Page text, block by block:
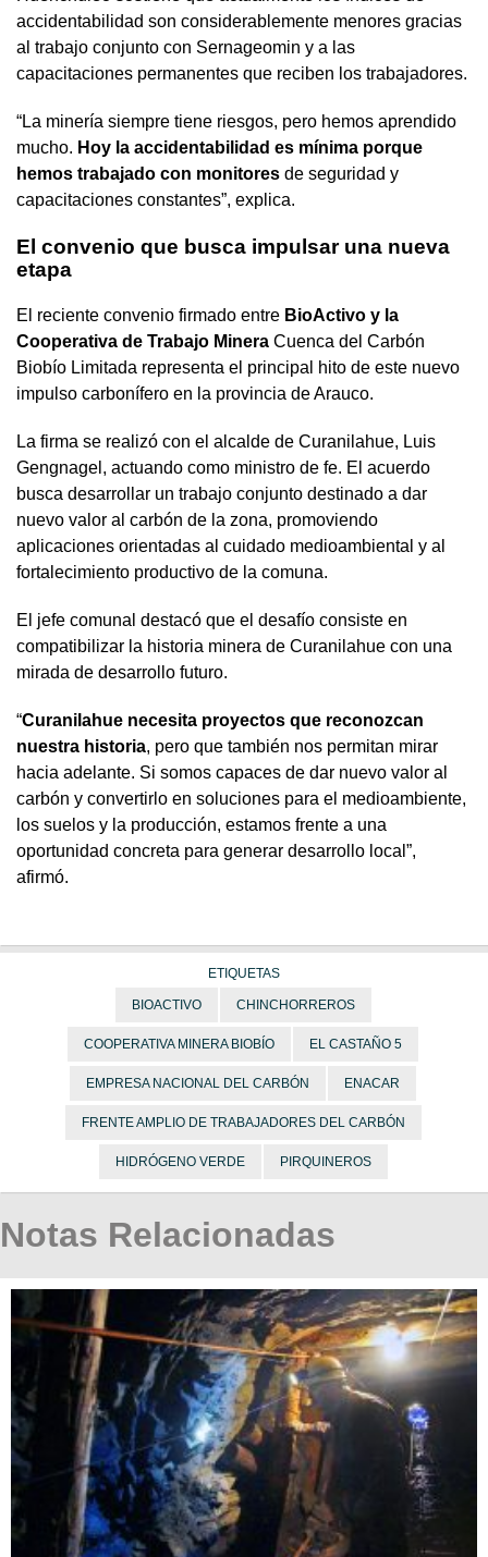
accidentabilidad son considerablemente menores gracias
al trabajo conjunto con Sernageomin y a las
capacitaciones permanentes que reciben los trabajadores.
“La minería siempre tiene riesgos, pero hemos aprendido
mucho. Hoy la accidentabilidad es mínima porque
hemos trabajado con monitores de seguridad y
capacitaciones constantes”, explica.
El convenio que busca impulsar una nueva
etapa
El reciente convenio firmado entre BioActivo y la
Cooperativa de Trabajo Minera Cuenca del Carbón
Biobío Limitada representa el principal hito de este nuevo
impulso carbonífero en la provincia de Arauco.
La firma se realizó con el alcalde de Curanilahue, Luis
Gengnagel, actuando como ministro de fe. El acuerdo
busca desarrollar un trabajo conjunto destinado a dar
nuevo valor al carbón de la zona, promoviendo
aplicaciones orientadas al cuidado medioambiental y al
fortalecimiento productivo de la comuna.
El jefe comunal destacó que el desafío consiste en
compatibilizar la historia minera de Curanilahue con una
mirada de desarrollo futuro.
“Curanilahue necesita proyectos que reconozcan
nuestra historia, pero que también nos permitan mirar
hacia adelante. Si somos capaces de dar nuevo valor al
carbón y convertirlo en soluciones para el medioambiente,
los suelos y la producción, estamos frente a una
oportunidad concreta para generar desarrollo local”,
afirmó.
ETIQUETAS
BIOACTIVO CHINCHORREROS
COOPERATIVA MINERA BIOBÍO EL CASTAÑO 5
EMPRESA NACIONAL DEL CARBÓN ENACAR
FRENTE AMPLIO DE TRABAJADORES DEL CARBÓN
HIDRÓGENO VERDE PIRQUINEROS
Notas Relacionadas